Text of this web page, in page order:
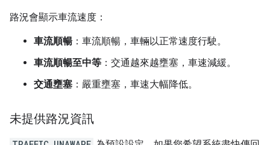
路況會顯示車流速度：
車流順暢 ：車流順暢，車輛以正常速度行駛。
車流順暢至中等 ：交通越來越壅塞，車速減緩。
交通壅塞 ：嚴重壅塞，車速大幅降低。
未提供路況資訊